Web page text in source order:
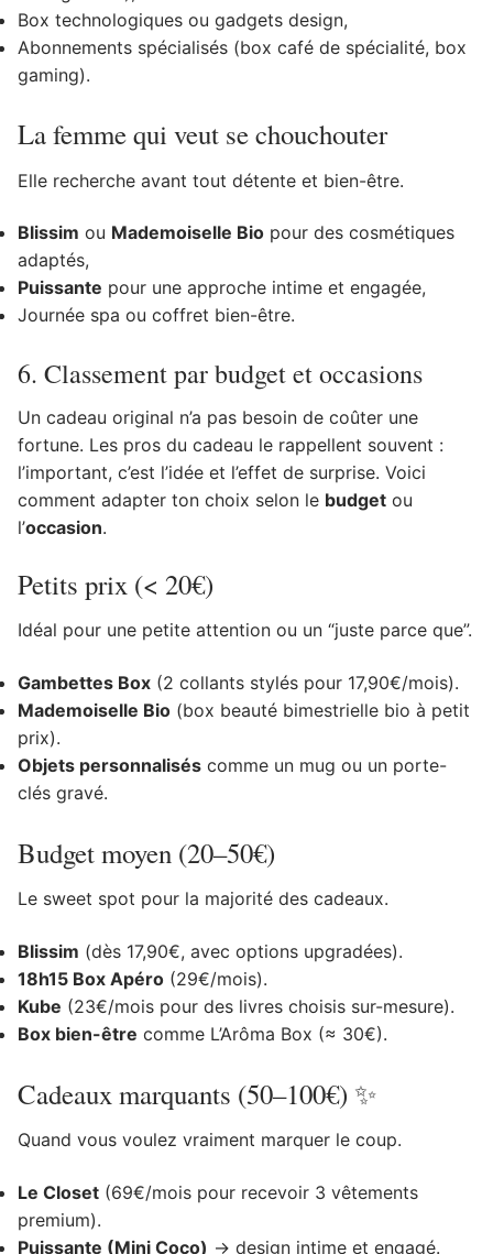
Box technologiques ou gadgets design,
Abonnements spécialisés (box café de spécialité, box
gaming).
La femme qui veut se chouchouter
Elle recherche avant tout détente et bien-être.
Blissim ou Mademoiselle Bio pour des cosmétiques
adaptés,
Puissante pour une approche intime et engagée,
Journée spa ou coffret bien-être.
6. Classement par budget et occasions
Un cadeau original n’a pas besoin de coûter une
fortune. Les pros du cadeau le rappellent souvent :
l’important, c’est l’idée et l’effet de surprise. Voici
comment adapter ton choix selon le budget ou
l’occasion.
Petits prix (< 20€)
Idéal pour une petite attention ou un “juste parce que”.
Gambettes Box (2 collants stylés pour 17,90€/mois).
Mademoiselle Bio (box beauté bimestrielle bio à petit
prix).
Objets personnalisés comme un mug ou un porte-
clés gravé.
Budget moyen (20–50€)
Le sweet spot pour la majorité des cadeaux.
Blissim (dès 17,90€, avec options upgradées).
18h15 Box Apéro (29€/mois).
Kube (23€/mois pour des livres choisis sur-mesure).
Box bien-être comme L’Arôma Box (≈ 30€).
Cadeaux marquants (50–100€) ✨
Quand vous voulez vraiment marquer le coup.
Le Closet (69€/mois pour recevoir 3 vêtements
premium).
Puissante (Mini Coco) → design intime et engagé.